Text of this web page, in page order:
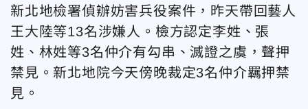
新北地檢署偵辦妨害兵役案件，昨天帶回藝人
王大陸等13名涉嫌人。檢方認定李姓、張
姓、林姓等3名仲介有勾串、滅證之虞，聲押
禁見。新北地院今天傍晚裁定3名仲介羈押禁
見。